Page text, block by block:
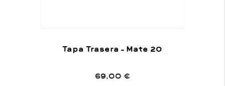
Tapa Trasera – Mate 20
69,00 €